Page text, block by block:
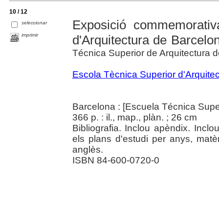
10 / 12
seleccionar
imprimir
Exposició
d'Arquitectura de
Técnica Superior de Arquitectura
Escola Tècnica Superior
Barcelona : [Escuela Técnica
366 p. : il., map., plàn. ; 26 cm
Bibliografia. Inclou apèndix.
els plans d'estudi per anys,
anglès.
ISBN 84-600-0720-0